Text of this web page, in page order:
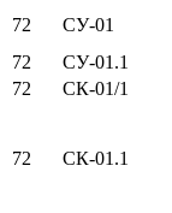
72
СУ-01
72
СУ-01.1
72
СК-01/1
72 СК-01.1